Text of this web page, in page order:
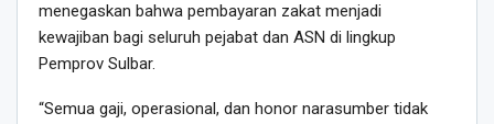
menegaskan bahwa pembayaran zakat menjadi
kewajiban bagi seluruh pejabat dan ASN di lingkup
Pemprov Sulbar.
“Semua gaji, operasional, dan honor narasumber tidak